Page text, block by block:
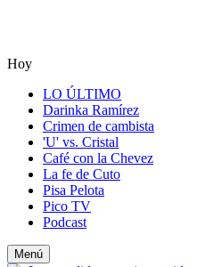
Hoy
LO ÚLTIMO
Darinka Ramírez
Crimen de cambista
'U' vs. Cristal
Café con la Chevez
La fe de Cuto
Pisa Pelota
Pico TV
Podcast
Menú